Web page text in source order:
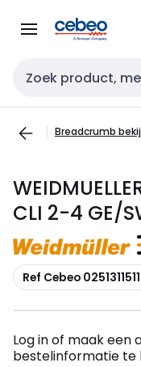
naar
naar
Zoekveld invoer
Breadcrumb
CLI 2-4 GE/
Kopiëren
Ref Cebeo 0251311511
Log in of maak een
bestelinformatie te